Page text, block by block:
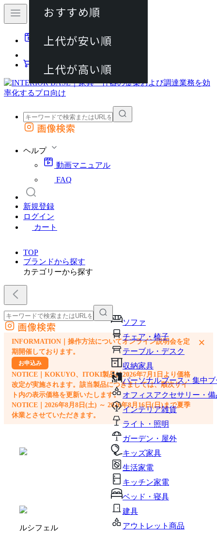
動画マニュアル
カート
外部サイトの商品をカートに追加
画像検索
ヘルプ
動画マニュアル
FAQ
新規登録
ログイン
カート
TOP
ブランドから探す
カテゴリーから探す
ソファ
チェア・椅子
テーブル・デスク
収納家具
パーソナルブース・集中
オフィスアクセサリー・備
インテリア雑貨
ライト・照明
ガーデン・屋外
キッズ家具
生活家電
キッチン家電
ベッド・寝具
建具
アウトレット商品
外部サイトの商品をカートに追加
他のサイトで見つけた商品ページのURLを貼り付けて、カートに追加できます
画像検索
INFORMATION｜操作方法についてオンライン説明会を定
期開催しております。
お申込み
NOTICE｜KOKUYO、ITOKI製品は2026年7月1日より価格
改定が実施されます。該当製品につきましては、順次サイ
ト内の表示価格を更新いたします。
NOTICE｜2026年8月8日(土) ～ 2026年8月16日(日)まで夏季
休業とさせていただきます。
×
ルシフェル
おすすめ順
上代が安い順
上代が高い順